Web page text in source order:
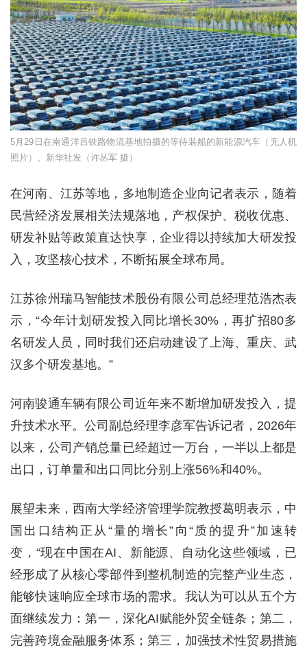
5月29日在南通洋吕铁路物流基地拍摄的等待装船的新能源汽车（无人机
照片）。新华社发（许丛军 摄）
在河南、江苏等地，多地制造企业向记者表示，随着
民营经济发展相关法规落地，产权保护、税收优惠、
研发补贴等政策直达快享，企业得以持续加大研发投
入，攻坚核心技术，不断拓展全球布局。
江苏徐州瑞马智能技术股份有限公司总经理范浩杰表
示，“今年计划研发投入同比增长30%，再扩招80多
名研发人员，同时我们还启动建设了上海、重庆、武
汉多个研发基地。”
河南骏通车辆有限公司近年来不断增加研发投入，提
升技术水平。公司副总经理李彦军告诉记者，2026年
以来，公司产销总量已经超过一万台，一半以上都是
出口，订单量和出口同比分别上涨56%和40%。
展望未来，西南大学经济管理学院教授葛明表示，中
国出口结构正从“量的增长”向“质的提升”加速转
变，“现在中国在AI、新能源、自动化这些领域，已
经形成了从核心零部件到整机制造的完整产业生态，
能够快速响应全球市场的需求。我认为可以从五个方
面继续发力：第一，深化AI赋能外贸全链条；第二，
完善跨境金融服务体系；第三，加强技术性贸易措施